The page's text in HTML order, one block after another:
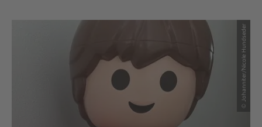
© Johanniter/Nicole Hundseder